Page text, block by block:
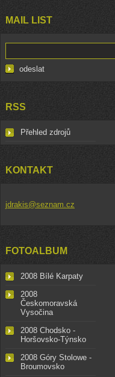
MAIL LIST
RSS
Přehled zdrojů
KONTAKT
jdrakis@seznam.cz
FOTOALBUM
2008 Bílé Karpaty
2008
Českomoravská
Vysočina
2008 Chodsko -
Horšovsko-Týnsko
2008 Góry Stolowe -
Broumovsko